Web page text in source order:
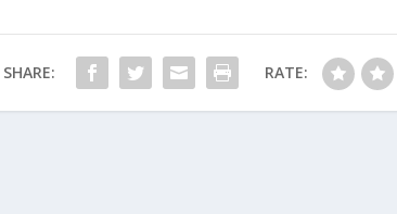
SHARE: RATE: